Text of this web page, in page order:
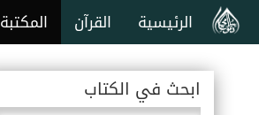
المكتبة القرآن الرئيسية
ابحث في الكتاب